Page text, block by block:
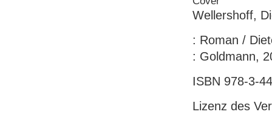
Wellershoff,
: Roman /
: Goldmann,
ISBN 978-3-
Lizenz des